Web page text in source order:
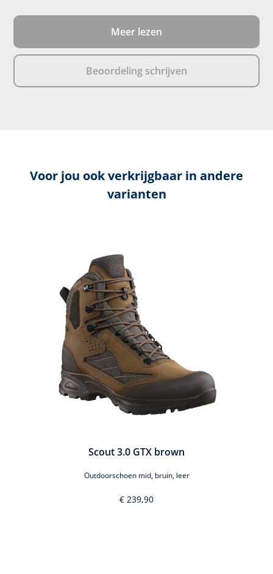
Meer lezen
Beoordeling schrijven
Voor jou ook verkrijgbaar in andere
varianten
Scout 3.0 GTX brown
Outdoorschoen mid, bruin, leer
€ 239,90